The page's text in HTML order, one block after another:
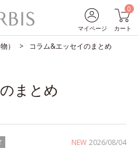
マイページ
0
カート
） コラム&エッセイのまとめ
まとめ
NEW 2026/08/04